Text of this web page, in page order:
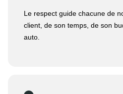
Le respect guide chacune de
client, de son temps, de son
auto.